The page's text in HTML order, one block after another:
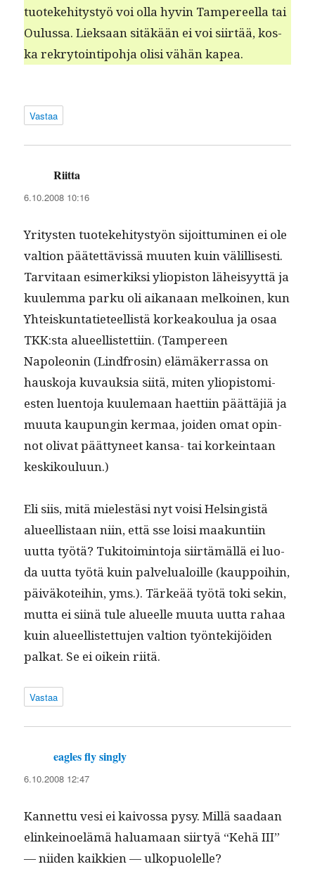
tuoteke­hi­tystyö voi olla hyvin Tam­pereel­la tai
Oulus­sa. Liek­saan sitäkään ei voi siirtää, kos­
ka rekry­toin­tipo­h­ja olisi vähän kapea.
Vastaa
Riitta
6.10.2008 10:16
Yri­tys­ten tuoteke­hi­tystyön sijoit­tumi­nen ei ole
val­tion päätet­tävis­sä muuten kuin välil­lis­es­ti.
Tarvi­taan esimerkik­si yliopis­ton läheisyyt­tä ja
kuulem­ma parku oli aikanaan melkoinen, kun
Yhteiskun­tati­eteel­listä korkeak­oulua ja osaa
TKK:sta alueel­lis­tet­ti­in. (Tam­pereen
Napoleonin (Lind­frosin) elämäk­er­ras­sa on
hausko­ja kuvauk­sia siitä, miten yliopis­tomi­
esten luen­to­ja kuule­maan haet­ti­in päät­täjiä ja
muu­ta kaupun­gin ker­maa, joiden omat opin­
not oli­vat päät­tyneet kansa- tai korkein­taan
keskikouluun.)
Eli siis, mitä mielestäsi nyt voisi Helsingistä
alueel­lis­taan niin, että sse loisi maakun­ti­in
uut­ta työtä? Tuk­i­toim­into­ja siirtämäl­lä ei luo­
da uut­ta työtä kuin palvelu­aloille (kaup­poi­hin,
päiväkotei­hin, yms.). Tärkeää työtä toki sekin,
mut­ta ei siinä tule alueelle muu­ta uut­ta rahaa
kuin alueel­lis­tet­tu­jen val­tion työn­tek­i­jöi­den
palkat. Se ei oikein riitä.
Vastaa
eagles fly singly
6.10.2008 12:47
Kan­net­tu vesi ei kaivos­sa pysy. Mil­lä saadaan
elinkei­noelämä halu­a­maan siir­tyä “Kehä III”
— niiden kaikkien — ulkopuolelle?